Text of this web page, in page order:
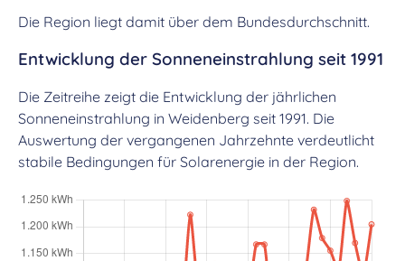
Die Region liegt damit über dem Bundesdurchschnitt.
Entwicklung der Sonneneinstrahlung seit 1991
Die Zeitreihe zeigt die Entwicklung der jährlichen
Sonneneinstrahlung in Weidenberg seit 1991. Die
Auswertung der vergangenen Jahrzehnte verdeutlicht
stabile Bedingungen für Solarenergie in der Region.